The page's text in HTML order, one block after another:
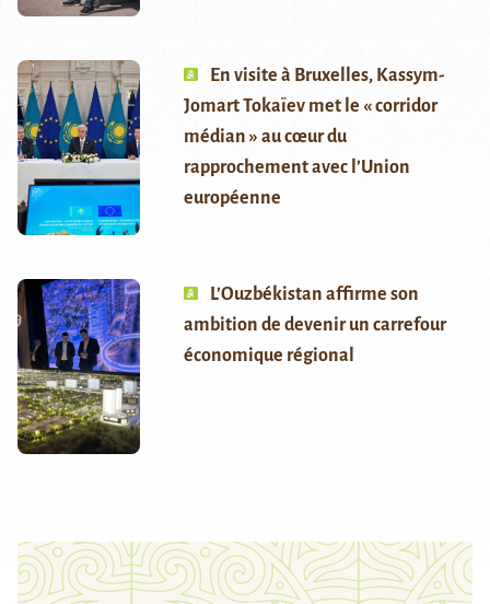
En visite à Bruxelles, Kassym-
Jomart Tokaïev met le « corridor
médian » au cœur du
rapprochement avec l’Union
européenne
L’Ouzbékistan affirme son
ambition de devenir un carrefour
économique régional